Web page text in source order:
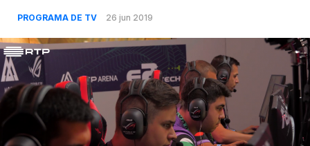
PROGRAMA DE TV 26 jun 2019